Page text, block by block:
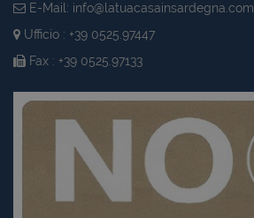
E-Mail: info@latuacasainsardegna.com
Ufficio : +39 0525.97447
Fax : +39 0525.97133